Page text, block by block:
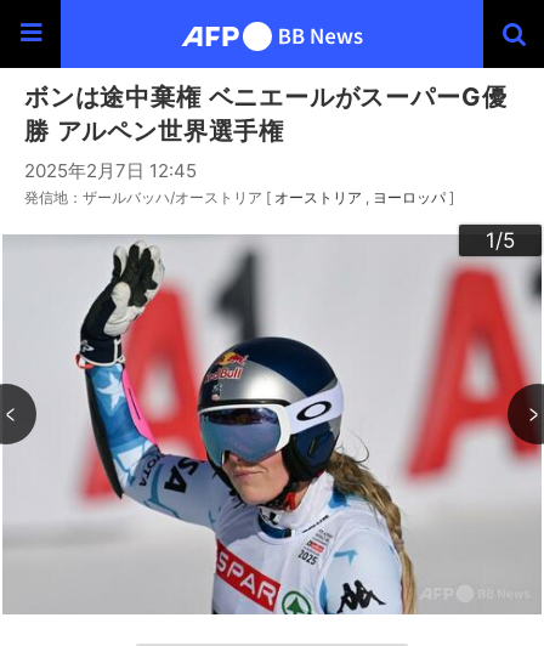
ボンは途中棄権 ベニエールがスーパーG優
勝 アルペン世界選手権
2025年2月7日 12:45
発信地：ザールバッハ/オーストリア [ オーストリア ヨーロッパ ]
1/5
2/5
3/5
4/5
5/5